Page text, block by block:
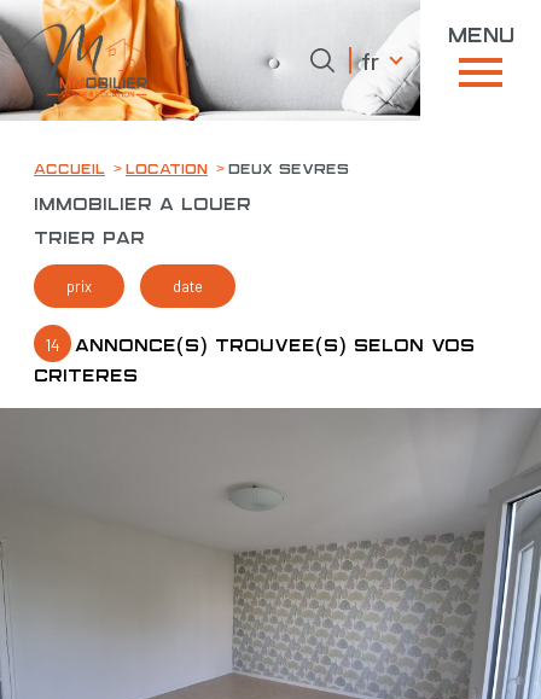
menu
Langue
fr
Accueil
0 Langue
fr
Accueil Location Deux sevres
Immobilier à louer
Trier par
prix date
14
annonce(s) trouvée(s) selon vos
critères